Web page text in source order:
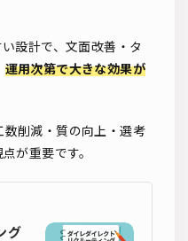
設計で、文面改善・タ
運用次第で大きな効果が
削減・質の向上・選考
が重要です。
グ